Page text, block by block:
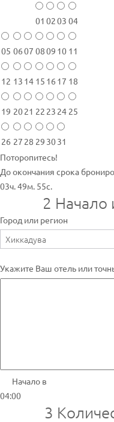
01 0203 04
05 0607 0809 10 11
12 13 14 15 16 17 18
19 2021 22 23 24 25
26 27 28 29 3031
Поторопитесь!
До окончания срока
03ч. 49м. 55с.
2 Начало
Город или регион
Укажите Ваш отель или
Начало в
04:00
3